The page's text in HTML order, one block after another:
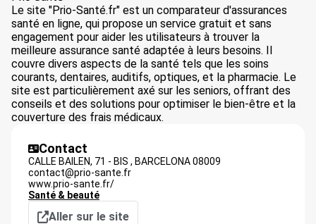
Le site "Prio-Santé.fr" est un comparateur d'assurances
santé en ligne, qui propose un service gratuit et sans
engagement pour aider les utilisateurs à trouver la
meilleure assurance santé adaptée à leurs besoins. Il
couvre divers aspects de la santé tels que les soins
courants, dentaires, auditifs, optiques, et la pharmacie. Le
site est particulièrement axé sur les seniors, offrant des
conseils et des solutions pour optimiser le bien-être et la
couverture des frais médicaux.
Contact
CALLE BAILEN, 71 - BIS , BARCELONA08009
contact@prio-sante.fr
www.prio-sante.fr/
Santé & beauté
Aller sur le site